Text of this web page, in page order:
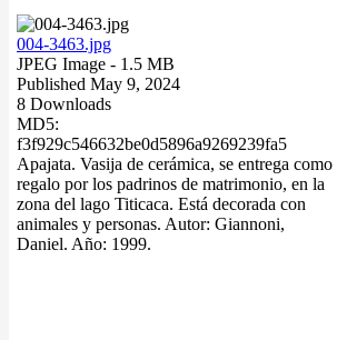
004-3463.jpg
JPEG Image - 1.5 MB
Published May 9, 2024
8 Downloads
MD5:
f3f929c546632be0d5896a9269239fa5
Apajata. Vasija de cerámica, se entrega como
regalo por los padrinos de matrimonio, en la
zona del lago Titicaca. Está decorada con
animales y personas. Autor: Giannoni,
Daniel. Año: 1999.